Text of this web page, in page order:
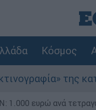
Κόσμος
της
1.000 ευρώ ανά